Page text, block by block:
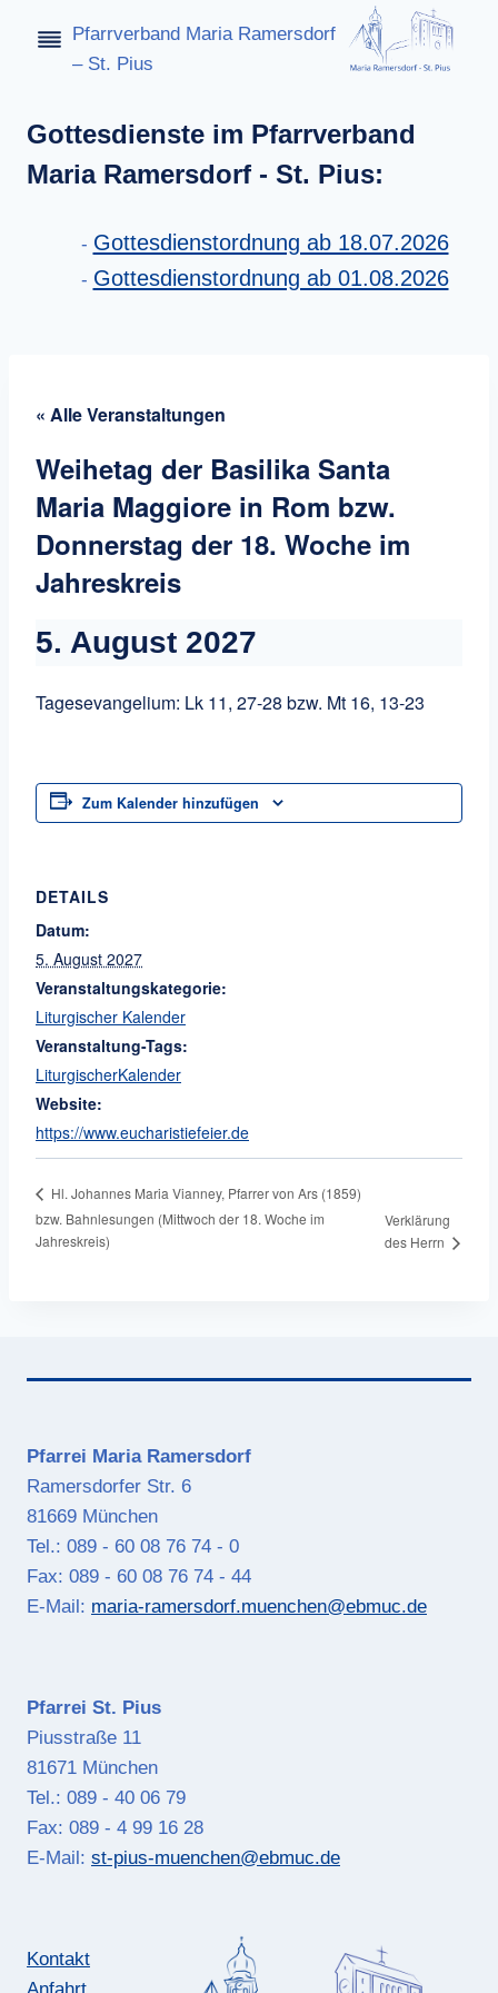
Inhalt
Pfarrverband Maria Ramersdorf
– St. Pius
Gottesdienste im Pfarrverband
Maria Ramersdorf - St. Pius:
Gottesdienstordnung ab 18.07.2026
Gottesdienstordnung ab 01.08.2026
« Alle Veranstaltungen
Weihetag der Basilika Santa
Maria Maggiore in Rom bzw.
Donnerstag der 18. Woche im
Jahreskreis
5. August 2027
Tagesevangelium: Lk 11, 27-28 bzw. Mt 16, 13-23
Zum Kalender hinzufügen
DETAILS
Datum:
5. August 2027
Veranstaltungskategorie:
Liturgischer Kalender
Veranstaltung-Tags:
LiturgischerKalender
Website:
https://www.eucharistiefeier.de
Hl. Johannes Maria Vianney, Pfarrer von Ars (1859)
bzw. Bahnlesungen (Mittwoch der 18. Woche im
Jahreskreis)
Verklärung
des Herrn
Pfarrei Maria Ramersdorf
Ramersdorfer Str. 6
81669 München
Tel.: 089 - 60 08 76 74 - 0
Fax: 089 - 60 08 76 74 - 44
E-Mail: maria-ramersdorf.muenchen@ebmuc.de
Pfarrei St. Pius
Piusstraße 11
81671 München
Tel.: 089 - 40 06 79
Fax: 089 - 4 99 16 28
E-Mail: st-pius-muenchen@ebmuc.de
Kontakt